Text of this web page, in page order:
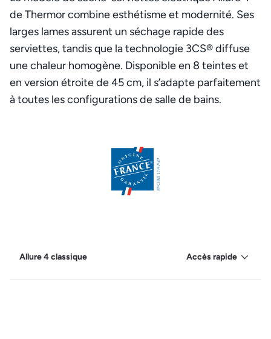
de Thermor combine esthétisme et modernité. Ses
larges lames assurent un séchage rapide des
serviettes, tandis que la technologie 3CS® diffuse
une chaleur homogène. Disponible en 8 teintes et
en version étroite de 45 cm, il s’adapte parfaitement
à toutes les configurations de salle de bains.
Allure 4 classique Accès rapide